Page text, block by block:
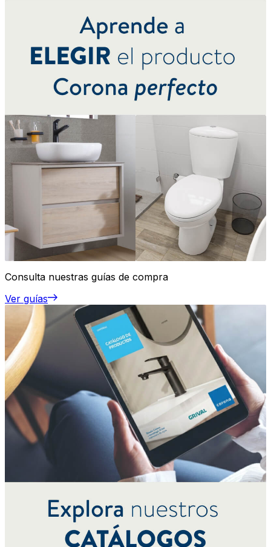
Consulta nuestras guías de compra
Ver guías